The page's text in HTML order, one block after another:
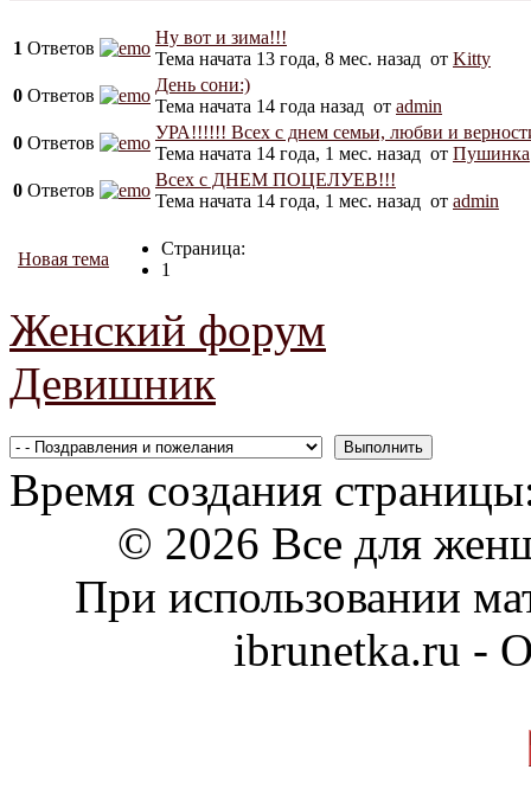
1 Ответов
Ну вот и зима!!!
Тема начата 13 года, 8 мес. назад от Kitty
0 Ответов
День сони:)
Тема начата 14 года назад от admin
0 Ответов
УРА!!!!!! Всех с днем семьи, любви и
Тема начата 14 года, 1 мес. назад от Пушинка
0 Ответов
Всех с ДНЕМ ПОЦЕЛУЕВ!!!
Тема начата 14 года, 1 мес. назад от admin
Новая тема
Страница:
1
Женский форум
Девишник
Время создания
© 2026 Все для
При использовании
ibrunetka.ru